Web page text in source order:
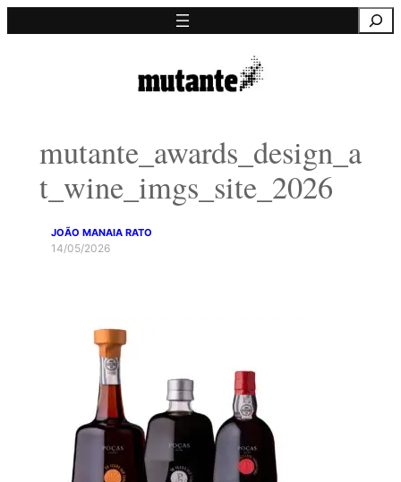
para
mutante_awards_design_a
t_wine_imgs_site_2026
JOÃO MANAIA RATO
14/05/2026